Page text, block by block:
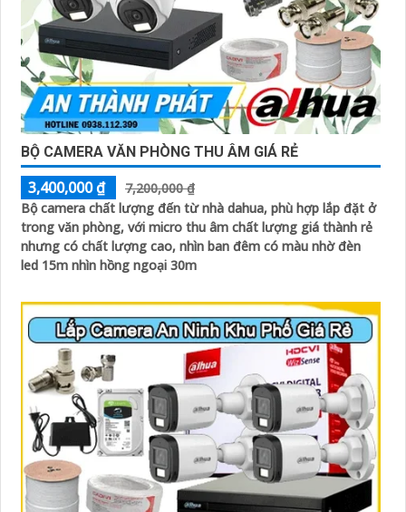
BỘ CAMERA VĂN PHÒNG THU ÂM GIÁ RẺ
3,400,000 ₫
7,200,000 ₫
Bộ camera chất lượng đến từ nhà dahua, phù hợp lắp đặt ở
trong văn phòng, với micro thu âm chất lượng giá thành rẻ
nhưng có chất lượng cao, nhìn ban đêm có màu nhờ đèn
led 15m nhìn hồng ngoại 30m